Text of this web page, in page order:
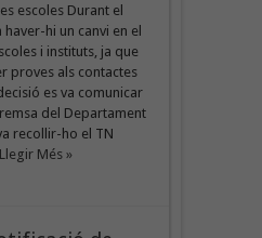
escoles Durant el
hi un canvi en el
i instituts, ja que
proves als contactes
es va comunicar
del Departament
recollir-ho el TN
Llegir Més »